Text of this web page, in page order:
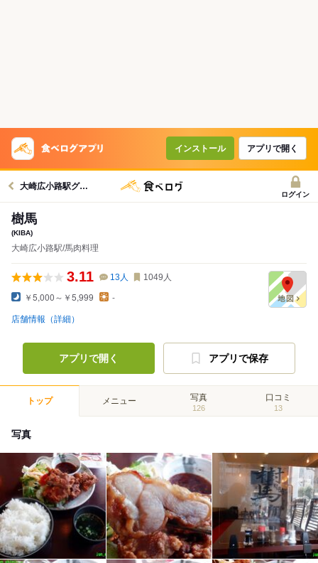
インストール アプリで開く
大崎広小路駅グルメへ
ログイン
樹馬
(KIBA)
大崎広小路駅/馬肉料理
3.11 13人 1049 人
￥5,000～￥5,999 -
店舗情報（詳細）
アプリで開く アプリで保存
トップ メニュー 写真
126
口コミ
13
写真